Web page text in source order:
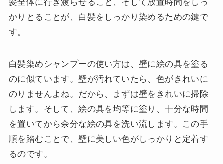
髪全体に行き渡らせること、そして放置時間をしっ
かりとることが、白髪をしっかり染めるための鍵で
す。
白髪染めシャンプーの使い方は、壁に絵の具を塗る
のに似ています。壁が汚れていたら、色がきれいに
のりませんよね。だから、まずは壁をきれいに掃除
します。そして、絵の具を均等に塗り、十分な時間
を置いてから余分な絵の具を洗い流します。この手
順を踏むことで、壁に美しい色がしっかりと定着す
るのです。